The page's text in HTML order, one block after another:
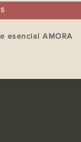
esencial AMORA